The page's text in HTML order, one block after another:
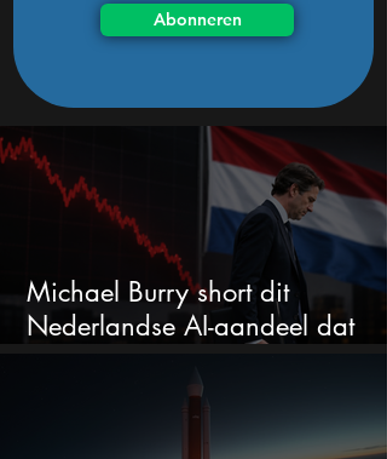
Abonneren
Michael Burry short dit
Nederlandse AI-aandeel dat